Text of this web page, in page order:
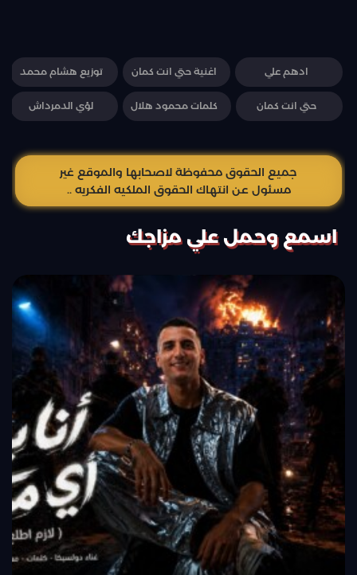
ادهم علي اغنية حتي انت كمان توزيع هشام محمد
حتي انت كمان كلمات محمود هلال لؤي الدمرداش
جميع الحقوق محفوظة لاصحابها والموقع غير
مسئول عن انتهاك الحقوق الملكيه الفكريه ..
اسمع وحمل علي مزاجك